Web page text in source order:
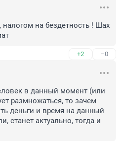
налогом на бездетность ! Шах
+2 –0
в данный момент (или
размножаться, то зачем
деньги и время на данный
станет актуально, тогда и